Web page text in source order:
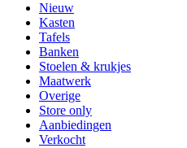
Nieuw
Kasten
Tafels
Banken
Stoelen & krukjes
Maatwerk
Overige
Store only
Aanbiedingen
Verkocht